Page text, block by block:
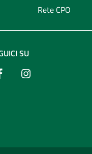
Rete CPO
SU